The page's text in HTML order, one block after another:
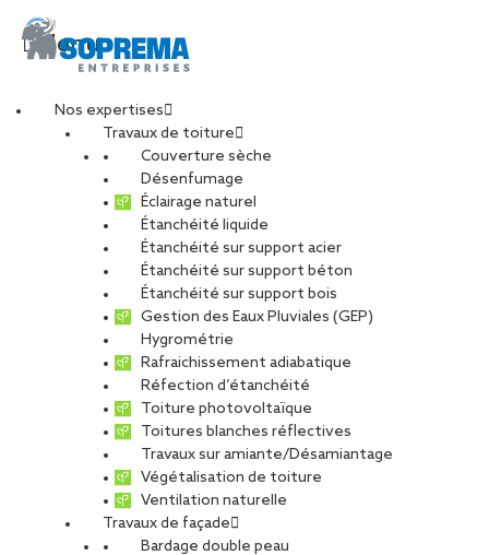
Menu
Nos expertises
Travaux de toiture
Couverture sèche
Désenfumage
Éclairage naturel
Étanchéité liquide
Étanchéité sur support acier
Étanchéité sur support béton
Étanchéité sur support bois
Gestion des Eaux Pluviales (GEP)
Hygrométrie
Rafraichissement adiabatique
Réfection d’étanchéité
Toiture photovoltaïque
Toitures blanches réflectives
Travaux sur amiante/Désamiantage
Végétalisation de toiture
Ventilation naturelle
Travaux de façade
Bardage double peau
Agence
TOUS CARRIÈRE
DÉVELOPPEMENT DURABLE
ENTRETIEN ET MAINTENANCE
RÉNOVATION RÉSEAU